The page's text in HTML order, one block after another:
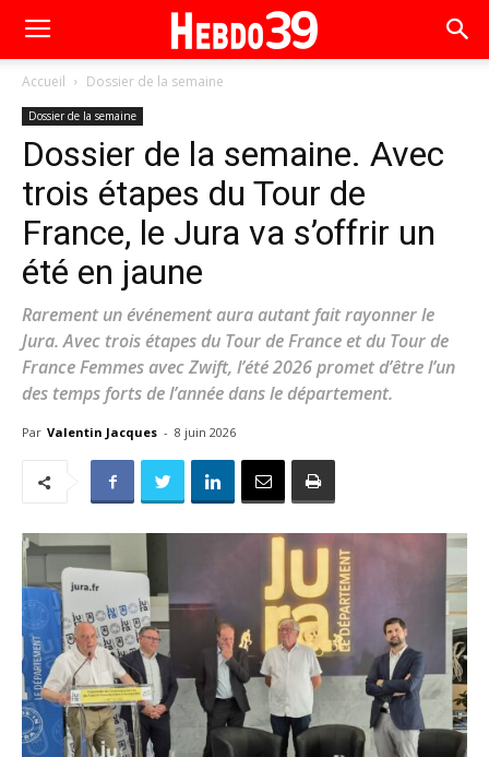
Accueil Dossier de la semaine
Dossier de la semaine
Dossier de la semaine. Avec
trois étapes du Tour de
France, le Jura va s’offrir un
été en jaune
Rarement un événement aura autant fait rayonner le
Jura. Avec trois étapes du Tour de France et du Tour de
France Femmes avec Zwift, l’été 2026 promet d’être l’un
des temps forts de l’année dans le département.
Par Valentin Jacques - 8 juin 2026